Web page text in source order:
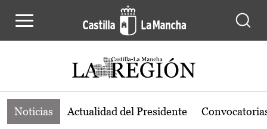
Noticias de la región de Castilla-La
Noticias Actualidad del Presidente